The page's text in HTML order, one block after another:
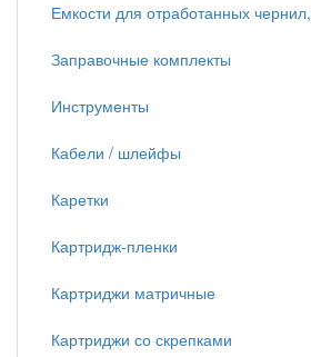
Емкости для отработанных чернил,
Заправочные комплекты
Инструменты
Кабели / шлейфы
Каретки
Картридж-пленки
Картриджи матричные
Картриджи со скрепками